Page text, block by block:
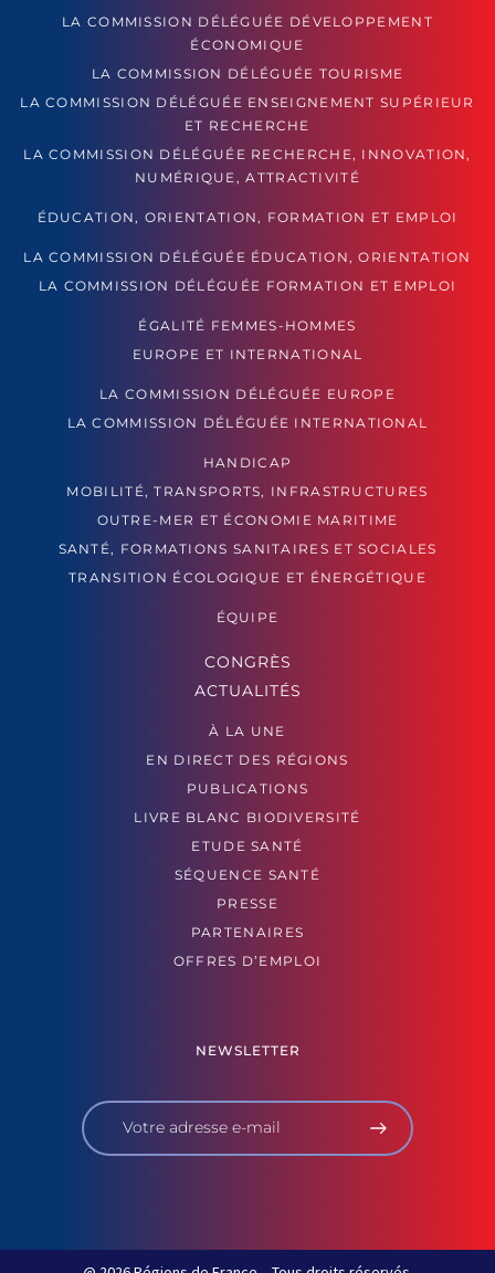
LA COMMISSION DÉLÉGUÉE DÉVELOPPEMENT
ÉCONOMIQUE
LA COMMISSION DÉLÉGUÉE TOURISME
LA COMMISSION DÉLÉGUÉE ENSEIGNEMENT SUPÉRIEUR
ET RECHERCHE
LA COMMISSION DÉLÉGUÉE RECHERCHE, INNOVATION,
NUMÉRIQUE, ATTRACTIVITÉ
ÉDUCATION, ORIENTATION, FORMATION ET EMPLOI
LA COMMISSION DÉLÉGUÉE ÉDUCATION, ORIENTATION
LA COMMISSION DÉLÉGUÉE FORMATION ET EMPLOI
ÉGALITÉ FEMMES-HOMMES
EUROPE ET INTERNATIONAL
LA COMMISSION DÉLÉGUÉE EUROPE
LA COMMISSION DÉLÉGUÉE INTERNATIONAL
HANDICAP
MOBILITÉ, TRANSPORTS, INFRASTRUCTURES
OUTRE-MER ET ÉCONOMIE MARITIME
SANTÉ, FORMATIONS SANITAIRES ET SOCIALES
TRANSITION ÉCOLOGIQUE ET ÉNERGÉTIQUE
ÉQUIPE
CONGRÈS
ACTUALITÉS
À LA UNE
EN DIRECT DES RÉGIONS
PUBLICATIONS
LIVRE BLANC BIODIVERSITÉ
ETUDE SANTÉ
SÉQUENCE SANTÉ
PRESSE
PARTENAIRES
OFFRES D’EMPLOI
NEWSLETTER